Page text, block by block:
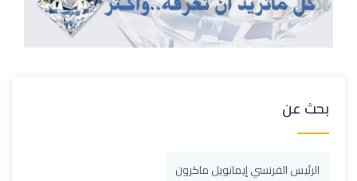
بحث عن
الرئيس الفرنسي إيمانويل ماكرون